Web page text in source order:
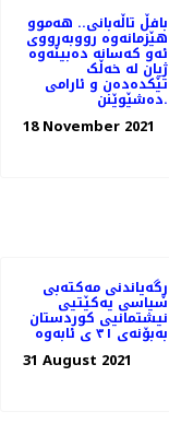
بافڵ تاڵەبانی.. ھەموو
ھێزمانەوە رووبەڕووی
ئەو کەسانە دەبینەوە
ژیان لە خەڵک
تێکدەدەن و ئارامی
دەشێوێنن.
18 November 2021
ڕگەیاندنی مه‌كته‌بی
سیاسی یه‌كێتیی
نیشتمانیی كوردستان
بەبۆنەی ٣١ ی ئابەوە
31 August 2021